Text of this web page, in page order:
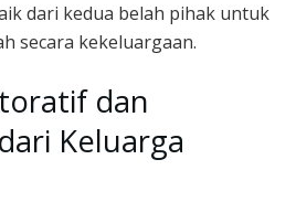
dari kedua belah pihak untuk
secara kekeluargaan.
dan
Keluarga